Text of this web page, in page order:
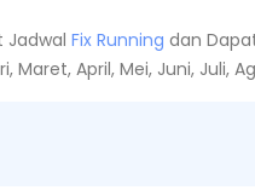
Jadwal Fix Running dan
Maret, April, Mei, Juni,